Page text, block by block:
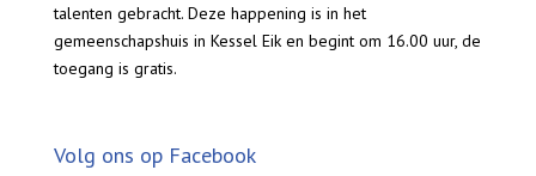
talenten gebracht. Deze happening is in het
gemeenschapshuis in Kessel Eik en begint om 16.00 uur, de
toegang is gratis.
Volg ons op Facebook